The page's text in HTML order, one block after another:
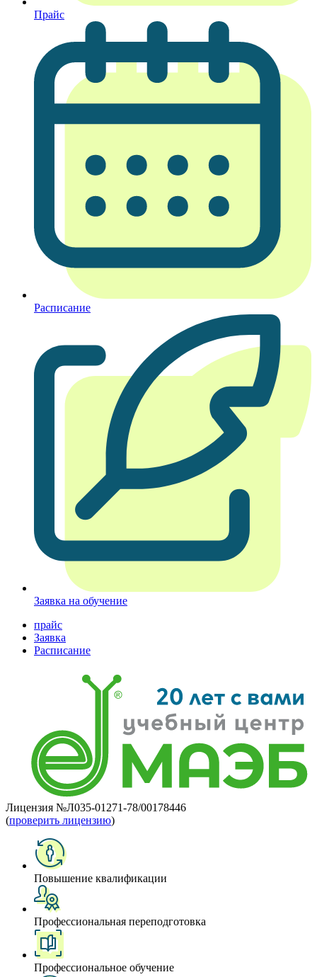
Прайс
Расписание
Заявка на обучение
прайс
Заявка
Расписание
Лицензия №Л035-01271-78/00178446
(проверить лицензию)
Повышение квалификации
Профессиональная переподготовка
Профессиональное обучение